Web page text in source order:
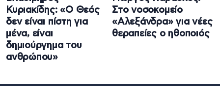
Κυριακίδης: «Ο Θεός
δεν είναι πίστη για
μένα, είναι
δημιούργημα του
ανθρώπου»
Στο νοσοκομείο
«Αλεξάνδρα» για νέες
θεραπείες ο ηθοποιός